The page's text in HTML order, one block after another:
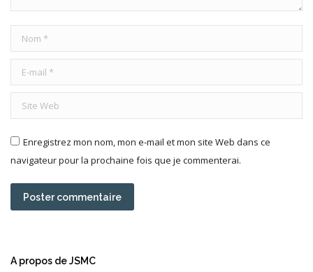
Nom *
E-mail *
Site Web
Enregistrez mon nom, mon e-mail et mon site Web dans ce
navigateur pour la prochaine fois que je commenterai.
Poster commentaire
A propos de JSMC